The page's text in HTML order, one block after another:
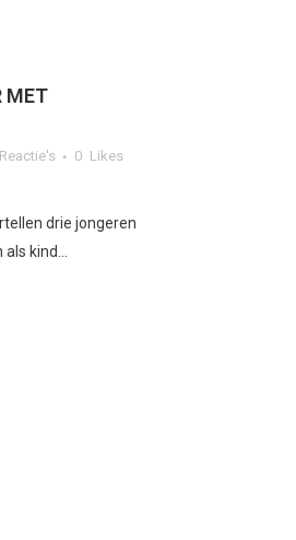
MET
0 Likes
drie jongeren
kind...